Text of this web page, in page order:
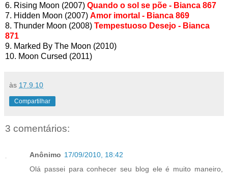
6. Rising Moon (2007) Quando o sol se põe - Bianca 867
7. Hidden Moon (2007) Amor imortal - Bianca 869
8. Thunder Moon (2008) Tempestuoso Desejo - Bianca
871
9. Marked By The Moon (2010)
10. Moon Cursed (2011)
às 17.9.10
Compartilhar
3 comentários:
Anônimo 17/09/2010, 18:42
Olá passei para conhecer seu blog ele é muito maneiro,